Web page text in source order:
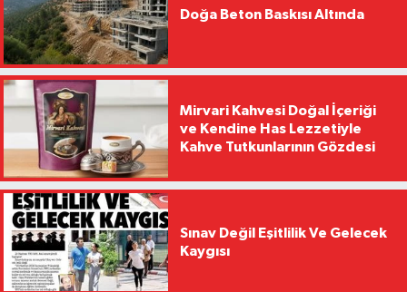
Doğa Beton Baskısı Altında
Mirvari Kahvesi Doğal İçeriği
ve Kendine Has Lezzetiyle
Kahve Tutkunlarının Gözdesi
Sınav Değil Eşitlilik Ve Gelecek
Kaygısı